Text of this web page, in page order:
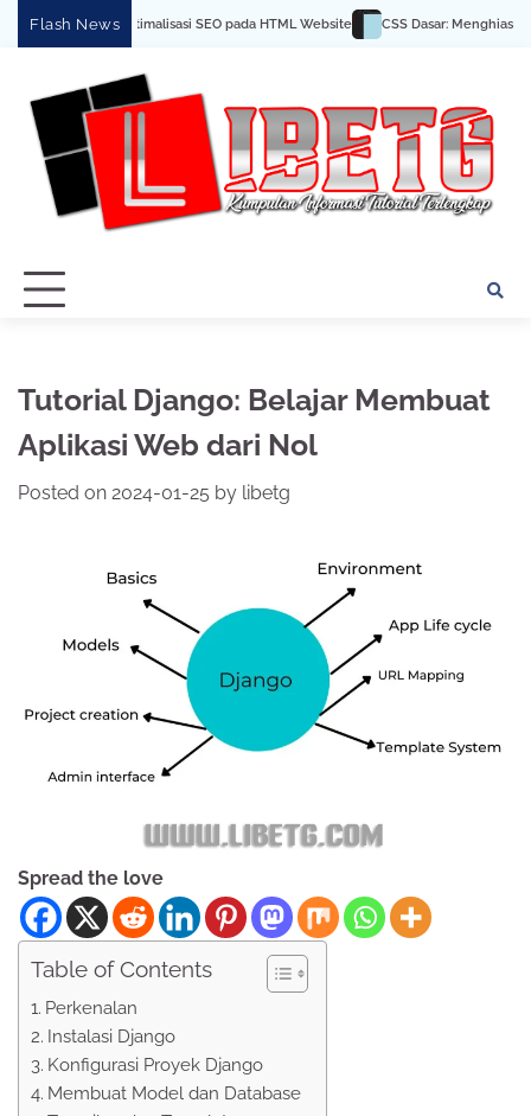
Flash News
dan Trik Optimalisasi SEO pada HTML Website CSS Dasar: Menghias Halaman
Tutorial Django: Belajar Membuat
Aplikasi Web dari Nol
Posted on 2024-01-25 by libetg
Spread the love
Table of Contents
Perkenalan
Instalasi Django
Konfigurasi Proyek Django
Membuat Model dan Database